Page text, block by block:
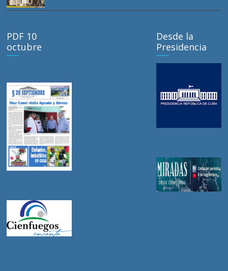
PDF 10
octubre
Desde la
Presidencia